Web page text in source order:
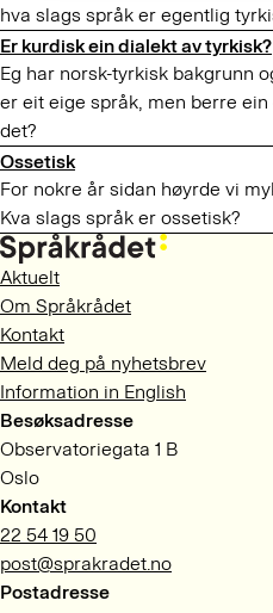
hva slags språk er egentlig
Er kurdisk ein dialekt av tyrkisk?
Eg har norsk-tyrkisk bakgrunn
er eit eige språk, men berre
det?
Ossetisk
For nokre år sidan høyrde vi
Kva slags språk er ossetisk?
Aktuelt
Om Språkrådet
Kontakt
Meld deg på nyhetsbrev
Information in English
Besøksadresse
Observatoriegata 1 B
Oslo
Kontakt
22 54 19 50
post@sprakradet.no
Postadresse